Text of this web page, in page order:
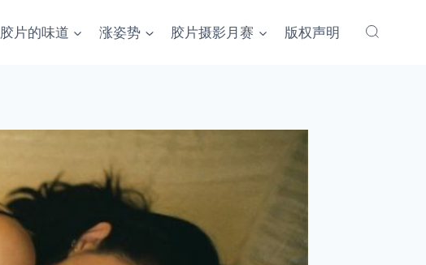
胶片的味道 涨姿势 胶片摄影月赛 版权声明